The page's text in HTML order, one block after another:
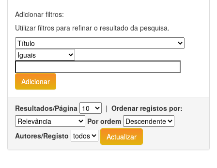
Adicionar filtros:
Utilizar filtros para refinar o resultado da pesquisa.
Resultados/Página | Ordenar registos por:
Por ordem
Autores/Registo